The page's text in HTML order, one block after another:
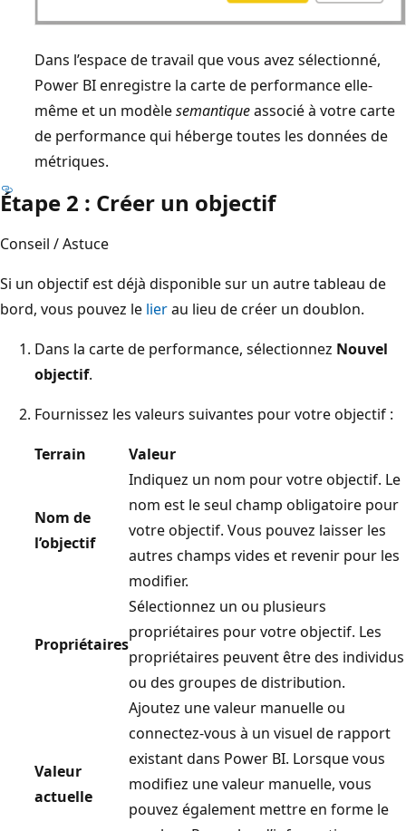
Dans l’espace de travail que vous avez sélectionné,
Power BI enregistre la carte de performance elle-
même et un modèlesemantiqueassocié à votre carte
de performance qui héberge toutes les données de
métriques.
Étape 2 : Créer un objectif
Conseil / Astuce
Si un objectif est déjà disponible sur un autre tableau de
bord, vous pouvez le lierau lieu de créer un doublon.
Dans la carte de performance, sélectionnez Nouvel
objectif.
Fournissez les valeurs suivantes pour votre objectif :
Terrain
Valeur
Nom de
l’objectif
Indiquez un nom pour votre objectif. Le
nom est le seul champ obligatoire pour
votre objectif. Vous pouvez laisser les
autres champs vides et revenir pour les
modifier.
Propriétaires
Sélectionnez un ou plusieurs
propriétaires pour votre objectif. Les
propriétaires peuvent être des individus
ou des groupes de distribution.
Valeur
actuelle
Ajoutez une valeur manuelle ou
connectez-vous à un visuel de rapport
existant dans Power BI. Lorsque vous
modifiez une valeur manuelle, vous
pouvez également mettre en forme le